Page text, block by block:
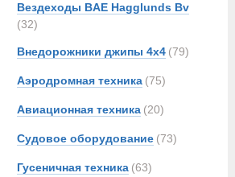
Вездеходы BAE Hagglunds Bv
(32)
Внедорожники джипы 4х4 (79)
Аэродромная техника (75)
Авиационная техника (20)
Судовое оборудование (73)
Гусеничная техника (63)